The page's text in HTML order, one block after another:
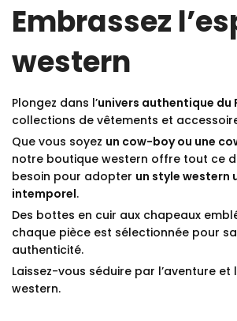
Embrassez
western
Plongez dans l’univers authentique du
collections de vêtements et
Que vous soyez un cow-boy ou une
notre boutique western offre tout ce
besoin pour adopter un style western
intemporel.
Des bottes en cuir aux chapeaux
chaque pièce est sélectionnée pour
authenticité.
Laissez-vous séduire par l’aventure
western.